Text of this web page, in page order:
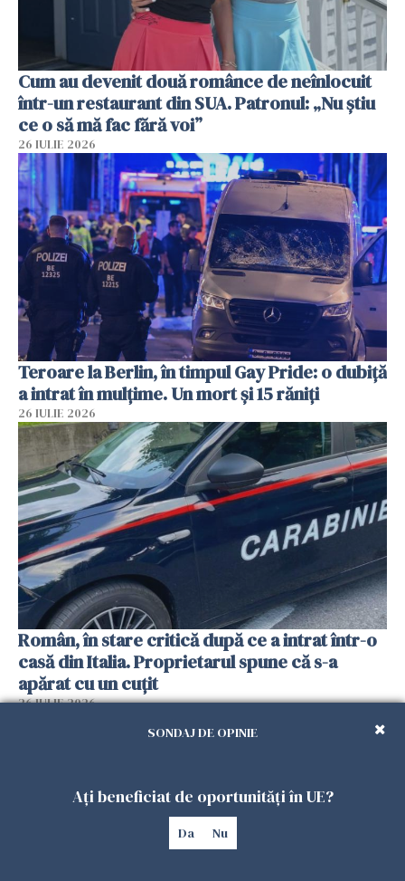
Cum au devenit două românce de neînlocuit
într-un restaurant din SUA. Patronul: „Nu știu
ce o să mă fac fără voi”
26 IULIE 2026
Teroare la Berlin, în timpul Gay Pride: o dubiță
a intrat în mulțime. Un mort și 15 răniți
26 IULIE 2026
Român, în stare critică după ce a intrat într-o
casă din Italia. Proprietarul spune că s-a
apărat cu un cuțit
26 IULIE 2026
SONDAJ DE OPINIE
Ați beneficiat de oportunități în UE?
Da Nu